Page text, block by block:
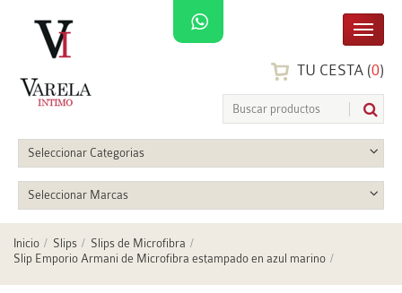
TU CESTA (0)
Seleccionar Categorias
Seleccionar Marcas
Inicio Slips
Slips de Microfibra
Slip Emporio Armani de Microfibra estampado en azul marino